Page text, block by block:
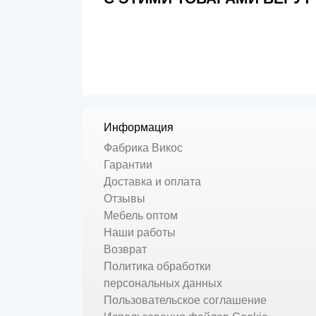
Информация
Фабрика Викос
Гарантии
Доставка и оплата
Отзывы
Мебель оптом
Наши работы
Возврат
Политика обработки
персональных данных
Пользовательское соглашение